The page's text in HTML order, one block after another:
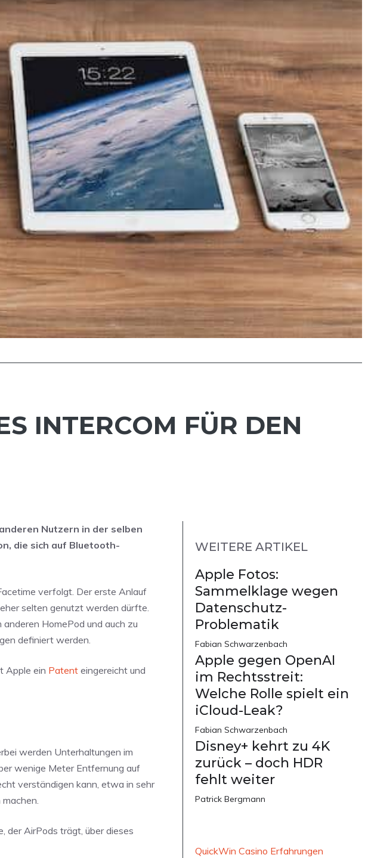
INTERCOM FÜR DEN
Nutzern in der selben
die sich auf Bluetooth-
verfolgt. Der erste Anlauf
selten genutzt werden dürfte.
HomePod und auch zu
definiert werden.
Apple ein Patent eingereicht und
werden Unterhaltungen im
wenige Meter Entfernung auf
verständigen kann, etwa in sehr
der AirPods trägt, über dieses
WEITERE ARTIKEL
Apple Fotos:
Sammelklage wegen
Datenschutz-
Problematik
Fabian Schwarzenbach
Apple gegen OpenAI
im Rechtsstreit:
Welche Rolle spielt ein
iCloud-Leak?
Fabian Schwarzenbach
Disney+ kehrt zu 4K
zurück – doch HDR
fehlt weiter
Patrick Bergmann
QuickWin Casino Erfahrungen